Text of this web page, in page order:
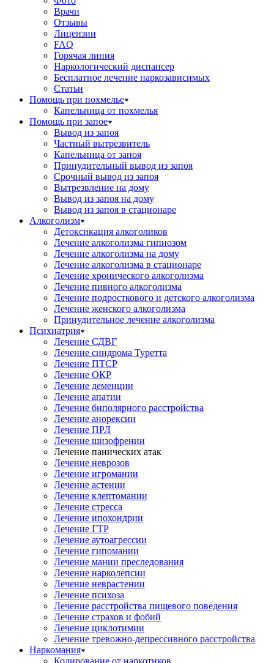
Врачи
Отзывы
Лицензии
FAQ
Горячая линия
Наркологический диспансер
Бесплатное лечение наркозависимых
Статьи
Помощь при похмелье
Капельница от похмелья
Помощь при запое
Вывод из запоя
Частный вытрезвитель
Капельница от запоя
Принудительный вывод из запоя
Срочный вывод из запоя
Вытрезвление на дому
Вывод из запоя на дому
Вывод из запоя в стационаре
Алкоголизм
Детоксикация алкоголиков
Лечение алкоголизма гипнозом
Лечение алкоголизма на дому
Лечение алкоголизма в стационаре
Лечение хронического алкоголизма
Лечение пивного алкоголизма
Лечение подросткового и детского алкоголизма
Лечение женского алкоголизма
Принудительное лечение алкоголизма
Психиатрия
Лечение СДВГ
Лечение синдрома Туретта
Лечение ПТСР
Лечение ОКР
Лечение деменции
Лечение апатии
Лечение биполярного расстройства
Лечение анорексии
Лечение ПРЛ
Лечение шизофрении
Лечение панических атак
Лечение неврозов
Лечение игромании
Лечение астении
Лечение клептомании
Лечение стресса
Лечение ипохондрии
Лечение ГТР
Лечение аутоагрессии
Лечение гипомании
Лечение мании преследования
Лечение нарколепсии
Лечение неврастении
Лечение психоза
Лечение расстройства пищевого поведения
Лечение страхов и фобий
Лечение циклотимии
Лечение тревожно-депрессивного расстройства
Наркомания
Кодирование от наркотиков